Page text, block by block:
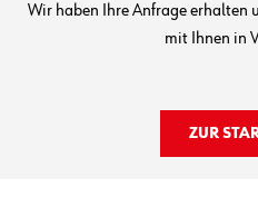
Wir haben Ihre Anfrage erhalten
mit Ihnen in
ZUR